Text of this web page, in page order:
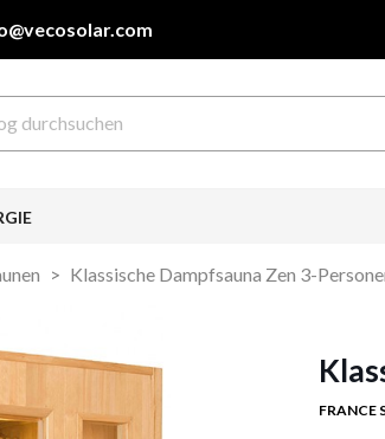
Klassische Dampfsauna Zen 3-
FRANCE